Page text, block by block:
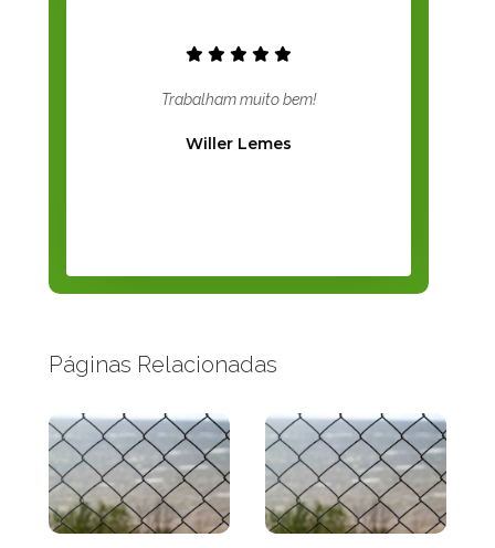
Trabalham muito bem!
Willer Lemes
Páginas Relacionadas